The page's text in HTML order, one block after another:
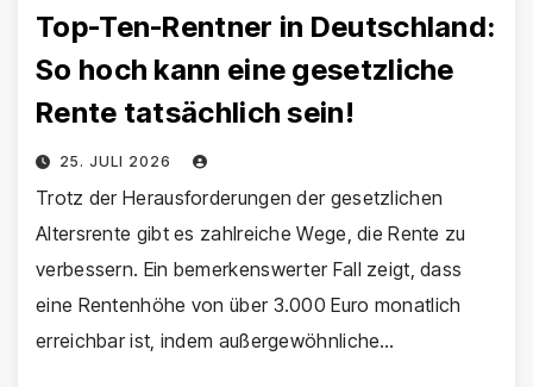
Top-Ten-Rentner in Deutschland:
So hoch kann eine gesetzliche
Rente tatsächlich sein!
25. JULI 2026
Trotz der Herausforderungen der gesetzlichen
Altersrente gibt es zahlreiche Wege, die Rente zu
verbessern. Ein bemerkenswerter Fall zeigt, dass
eine Rentenhöhe von über 3.000 Euro monatlich
erreichbar ist, indem außergewöhnliche…